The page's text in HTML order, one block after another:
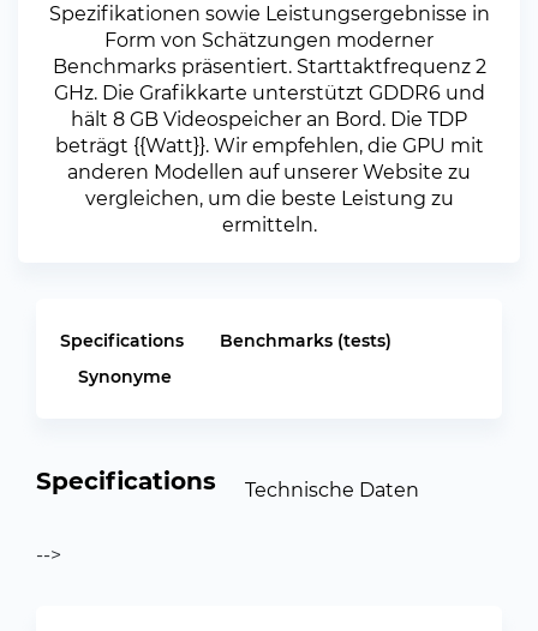
Spezifikationen sowie Leistungsergebnisse in
Form von Schätzungen moderner
Benchmarks präsentiert. Starttaktfrequenz 2
GHz. Die Grafikkarte unterstützt GDDR6 und
hält 8 GB Videospeicher an Bord. Die TDP
beträgt {{Watt}}. Wir empfehlen, die GPU mit
anderen Modellen auf unserer Website zu
vergleichen, um die beste Leistung zu
ermitteln.
Specifications
Benchmarks (tests)
Synonyme
Specifications Technische Daten
-->